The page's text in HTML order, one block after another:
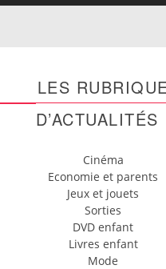
LES
D’ACTUALITÉS
Cinéma
Economie et parents
Jeux et jouets
Sorties
DVD enfant
Livres enfant
Mode